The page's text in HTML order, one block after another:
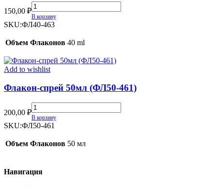
150,00 ₽
Флакон-
спрей
40мл
463)
В корзину
SKU:ФЛ40-463
Объем Флаконов 40 ml
Add to wishlist
Флакон-спрей 50мл (ФЛ50-461)
200,00 ₽
Флакон-
спрей
50мл
461)
В корзину
SKU:ФЛ50-461
Объем Флаконов 50 мл
Навигация